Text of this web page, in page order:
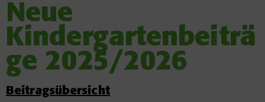
Neue
Kindergartenbeiträ
ge 2025/2026
Beitragsübersicht